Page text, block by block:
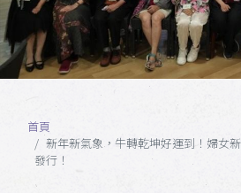
首頁
新年新氣象，牛轉乾坤好運到！婦女
發行！